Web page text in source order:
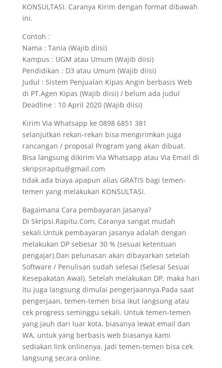
KONSULTASI. Caranya Kirim dengan format dibawah
ini.
Contoh :
Nama : Tania (Wajib diisi)
Kampus : UGM atau Umum (Wajib diisi)
Pendidikan : D3 atau Umum (Wajib diisi)
Judul : Sistem Penjualan Kipas Angin berbasis Web
di PT.Agen Kipas (Wajib diisi) / belum ada judul
Deadline : 10 April 2020 (Wajib diisi)
Kirim Via Whatsapp ke 0898 6851 381
selanjutkan rekan-rekan bisa mengirimkan juga
rancangan / proposal Program yang akan dibuat.
Bisa langsung dikirim Via Whatsapp atau Via Email di
skripsirapitu@gmail.com
tidak ada biaya apapun alias GRATIS bagi temen-
temen yang melakukan KONSULTASI.
Bagaimana Cara pembayaran Jasanya?
Di Skripsi.Rapitu.Com, Caranya sangat mudah
sekali.Untuk pembayaran jasanya adalah dengan
melakukan DP sebesar 30 % (sesuai ketentuan
pengajar).Dan pelunasan akan dibayarkan setelah
Software / Penulisan sudah selesai (Selesai Sesuai
Kesepakatan Awal). Setelah melakukan DP, maka hari
itu juga langsung dimulai pengerjaannya.Pada saat
pengerjaan, temen-temen bisa ikut langsung atau
cek progress seminggu sekali. Untuk temen-temen
yang jauh dari luar kota, biasanya lewat email dan
WA, untuk yang berbasis web biasanya kami
sediakan link onlinenya. Jadi temen-temen bisa cek
langsung secara online.